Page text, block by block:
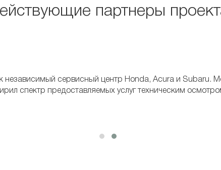
партнеры
независимый сервисный центр Honda, Acura и Subaru.
спектр предоставляемых услуг техническим